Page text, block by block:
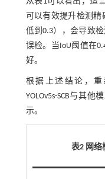
可以有效提升检测精
低到0.3），会导致
误检。当IoU阈值在
好。
根据上述结论，重
YOLOv5s-SCB与其
示。
表2 网络